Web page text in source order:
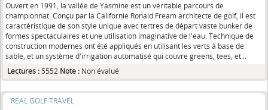
Ouvert en 1991, la vallée de Yasmine est un véritable parcours de
championnat. Conçu par la Californie Ronald Fream architecte de golf, il est
caractéristique de son style unique avec tertres de départ vaste bunker de
formes spectaculaires et une utilisation imaginative de l'eau. Technique de
construction modernes ont été appliqués en utilisant les verts à base de
sable, et un système d'irrigation automatisé qui couvre greens, tees, et...
Lectures :5552 Note : Non évalué
REAL GOLF TRAVEL